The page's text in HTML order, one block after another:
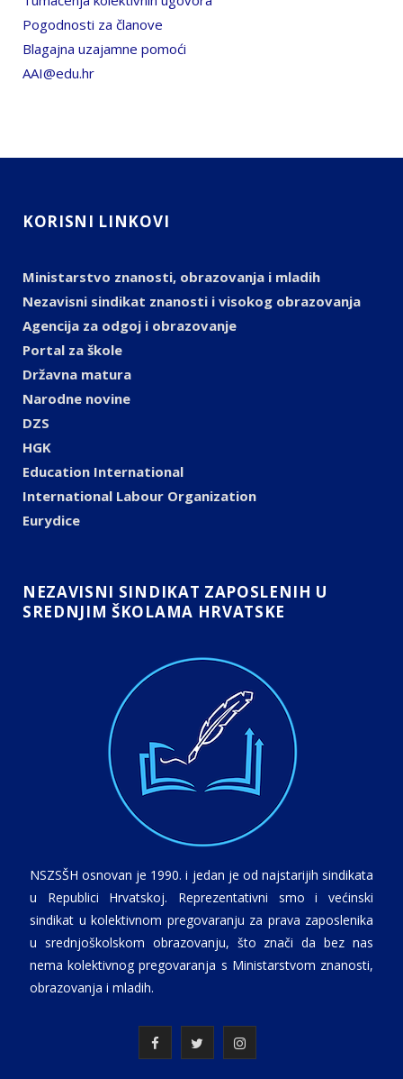
Pogodnosti za članove
Blagajna uzajamne pomoći
AAI@edu.hr
KORISNI LINKOVI
Ministarstvo znanosti, obrazovanja i mladih
Nezavisni sindikat znanosti i visokog obrazovanja
Agencija za odgoj i obrazovanje
Portal za škole
Državna matura
Narodne novine
DZS
HGK
Education International
International Labour Organization
Eurydice
NEZAVISNI SINDIKAT ZAPOSLENIH U
SREDNJIM ŠKOLAMA HRVATSKE
NSZSŠH osnovan je 1990. i jedan je od najstarijih sindikata
u Republici Hrvatskoj. Reprezentativni smo i većinski
sindikat u kolektivnom pregovaranju za prava zaposlenika
u srednjoškolskom obrazovanju, što znači da bez nas
nema kolektivnog pregovaranja s Ministarstvom znanosti,
obrazovanja i mladih.
F
I